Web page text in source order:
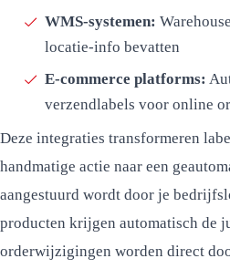
WMS-systemen:
locatie-info bevatten
E-commerce platforms:
verzendlabels voor online
Deze integraties transformeren
handmatige actie naar een
aangestuurd wordt door je
producten krijgen automatisch de
orderwijzigingen worden direct